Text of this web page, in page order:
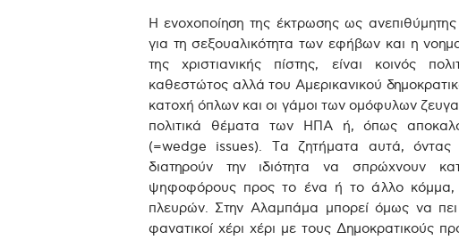
Η ενοχοποίηση της έκτρωσης ως ανεπιθύμητης
για τη σεξουαλικότητα των εφήβων και η
της χριστιανικής πίστης, είναι κοινός
καθεστώτος αλλά του Αμερικανικού
κατοχή όπλων και οι γάμοι των ομόφυλων
πολιτικά θέματα των ΗΠΑ ή, όπως
(=wedge issues). Τα ζητήματα αυτά, όντας
διατηρούν την ιδιότητα να σπρώχνουν
ψηφοφόρους προς το ένα ή το άλλο κόμμα,
πλευρών. Στην Αλαμπάμα μπορεί όμως να πει
φανατικοί χέρι χέρι με τους Δημοκρατικούς